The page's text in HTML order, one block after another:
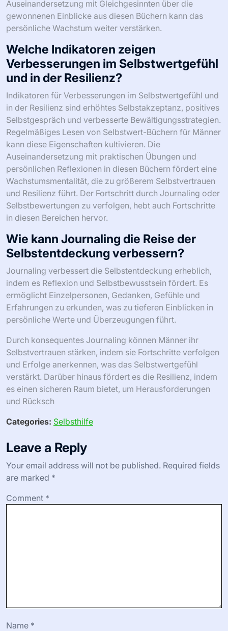
Unbehagen als Teil des Wachstums zu akzeptieren.
Infolgedessen ermächtigen diese Ressourcen die Leser,
ihre Fitnessreisen mit einer stärkeren Denkweise zu
verfolgen, was letztendlich zu einem verbesserten
Selbstwertgefühl und Durchhaltevermögen führt.
Was sind die wichtigsten
Erkenntnisse aus jedem dieser
Bücher?
Selbstwert-Bücher für Männer bieten Einblicke in
Selbstvertrauen, Resilienz und Fitness. Wichtige
Erkenntnisse umfassen Strategien zur Selbstakzeptanz,
zur Überwindung von Hindernissen und zur
Verbesserung der physischen Gesundheit. Jedes Buch
betont umsetzbare Schritte, fördert eine
Wachstumsmentalität und den Aufbau einer
unterstützenden Gemeinschaft für nachhaltige
Verbesserungen.
Wie können Männer ihr Wachstum
nach dem Lesen von Selbstwert-
Büchern messen?
Männer können ihr Wachstum nach dem Lesen von
Selbstwert-Büchern messen, indem sie Veränderungen
im Selbstvertrauen, in der Resilienz und im
Fitnessfortschritt verfolgen. Regelmäßige Selbstreflexion
durch Journaling kann Verbesserungen in der Denkweise
und im emotionalen Wohlbefinden hervorheben. Das
Setzen spezifischer Ziele in Bezug auf den Selbstwert
kann greifbare Messgrößen für den Erfolg bieten. Die
gewonnenen Einblicke aus diesen Büchern kann das
Welche Indikatoren zeigen
Verbesserungen im Selbstwertgefühl
und in der Resilienz?
Indikatoren für Verbesserungen im Selbstwertgefühl und
Selbstbewertungen zu verfolgen, hebt auch Fortschritte
in diesen Bereichen hervor.